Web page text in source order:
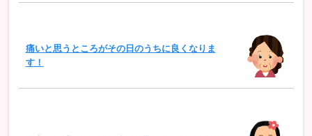
痛いと思うところがその日のうちに良くなりま
す！